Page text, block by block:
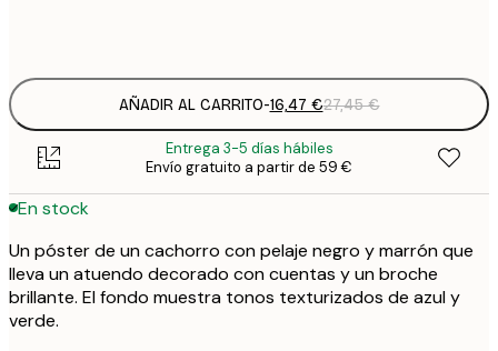
AÑADIR AL CARRITO-16,47 €27,45 €
Entrega 3-5 días hábiles
Envío gratuito a partir de 59 €
En stock
Un póster de un cachorro con pelaje negro y marrón que
lleva un atuendo decorado con cuentas y un broche
brillante. El fondo muestra tonos texturizados de azul y
verde.